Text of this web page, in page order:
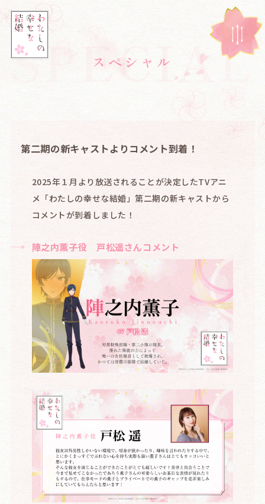
ス ペ シ ャ ル
SPECIAL
第二期の新キャストよりコメント到着！
2025年１月より放送されることが決定したTVアニ
メ「わたしの幸せな結婚」第二期の新キャストから
コメントが到着しました！
陣之内薫子役 戸松遥さんコメント